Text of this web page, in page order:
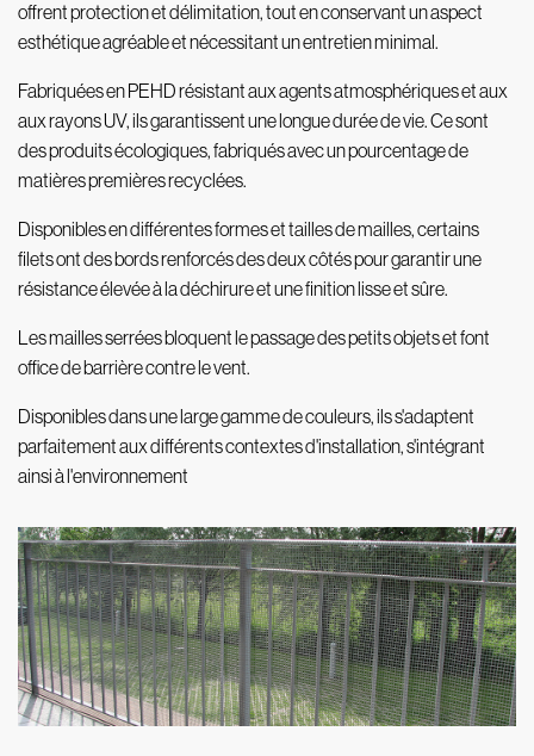
offrent protection et délimitation, tout en conservant un aspect
esthétique agréable etnécessitant un entretien minimal.
Fabriquées en PEHD résistant aux agents atmosphériques et aux
aux rayons UV, ils garantissent une longue durée de vie.Ce sont
des produits écologiques, fabriqués avec unpourcentage de
matières premières recyclées.
Disponibles en différentes formes et tailles de mailles, certains
filets ont des bords renforcés des deux côtés pour garantir une
résistance élevée à la déchirure et unefinition lisse et sûre.
Les mailles serrées bloquent le passage des petits objets et font
office de barrièrecontre le vent.
Disponibles dans une large gamme de couleurs, ils s'adaptent
parfaitement aux différents contextesd'installation, s'intégrant
ainsi à l'environnement